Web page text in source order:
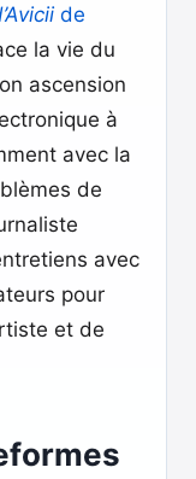
de
la vie du
ascension
à
avec la
de
avec
pour
et de